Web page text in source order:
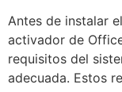
Antes de instalar
activador de
requisitos del
adecuada. Estos